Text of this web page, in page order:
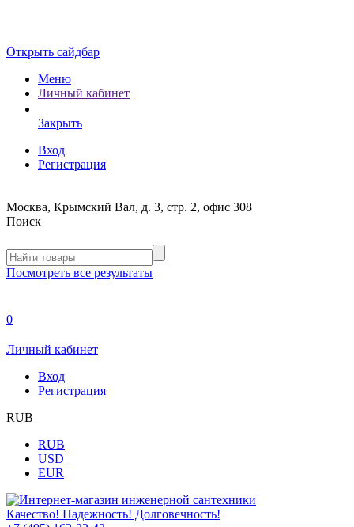
Открыть сайдбар
Меню
Личный кабинет
Закрыть
Вход
Регистрация
Москва, Крымский Вал, д. 3, стр. 2, офис 308
Поиск
Посмотреть все результаты
0
Личный кабинет
Вход
Регистрация
RUB
RUB
USD
EUR
Качество! Надежность! Долговечность!